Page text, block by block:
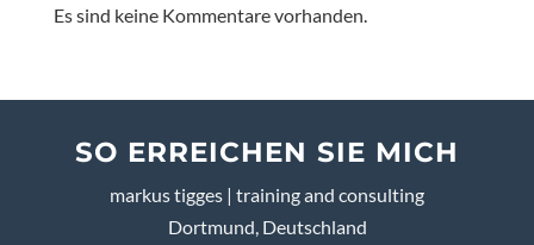
Es sind keine Kommentare vorhanden.
SO ERREICHEN SIE MICH
markus tigges | training and consulting
Dortmund, Deutschland